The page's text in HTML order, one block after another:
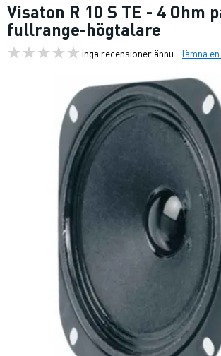
Visaton R 10 S TE - 4 Ohm
fullrange-högtalare
inga recensioner ännu lämna